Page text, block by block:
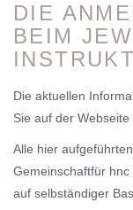
DIE
BEIM
Die aktuellen
Sie auf der
Alle hier
Gemeinschaftfür
auf selbständiger